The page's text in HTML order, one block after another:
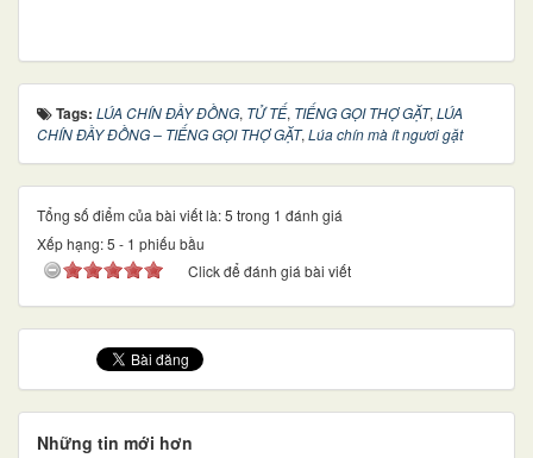
Tags: LÚA CHÍN ĐẦY ĐỒNG, TỬ TẾ, TIẾNG GỌI THỢ GẶT, LÚA
CHÍN ĐẦY ĐỒNG – TIẾNG GỌI THỢ GẶT, Lúa chín mà ít ngươi gặt
Tổng số điểm của bài viết là: 5 trong 1 đánh giá
Xếp hạng:5 - 1 phiếu bầu
Click để đánh giá bài viết
Những tin mới hơn